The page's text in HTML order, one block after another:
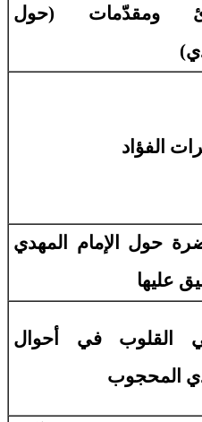
ومقدّمات (حول
الفؤاد
حول الإمام المهدي
عليها
القلوب في أحوال
المحجوب